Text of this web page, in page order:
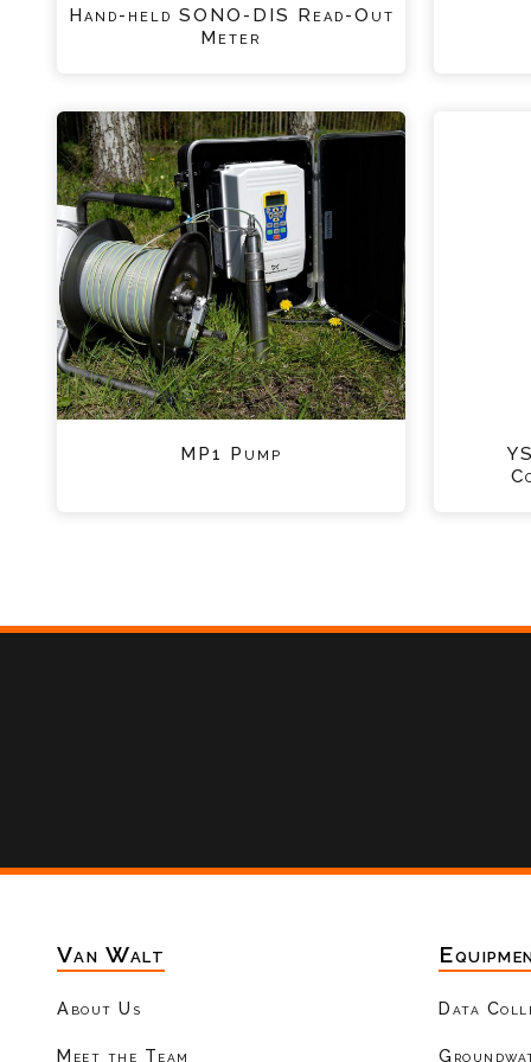
Hand-held SONO-DIS Read-Out
Meter
MP1 Pump
Van Walt
About Us
Meet the Team
Data